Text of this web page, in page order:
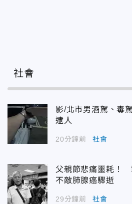
社會
影/北市男酒駕、毒
逮人
20分鐘前 社會
父親節悲痛噩耗！
不敵肺腺癌驟逝
29分鐘前 社會